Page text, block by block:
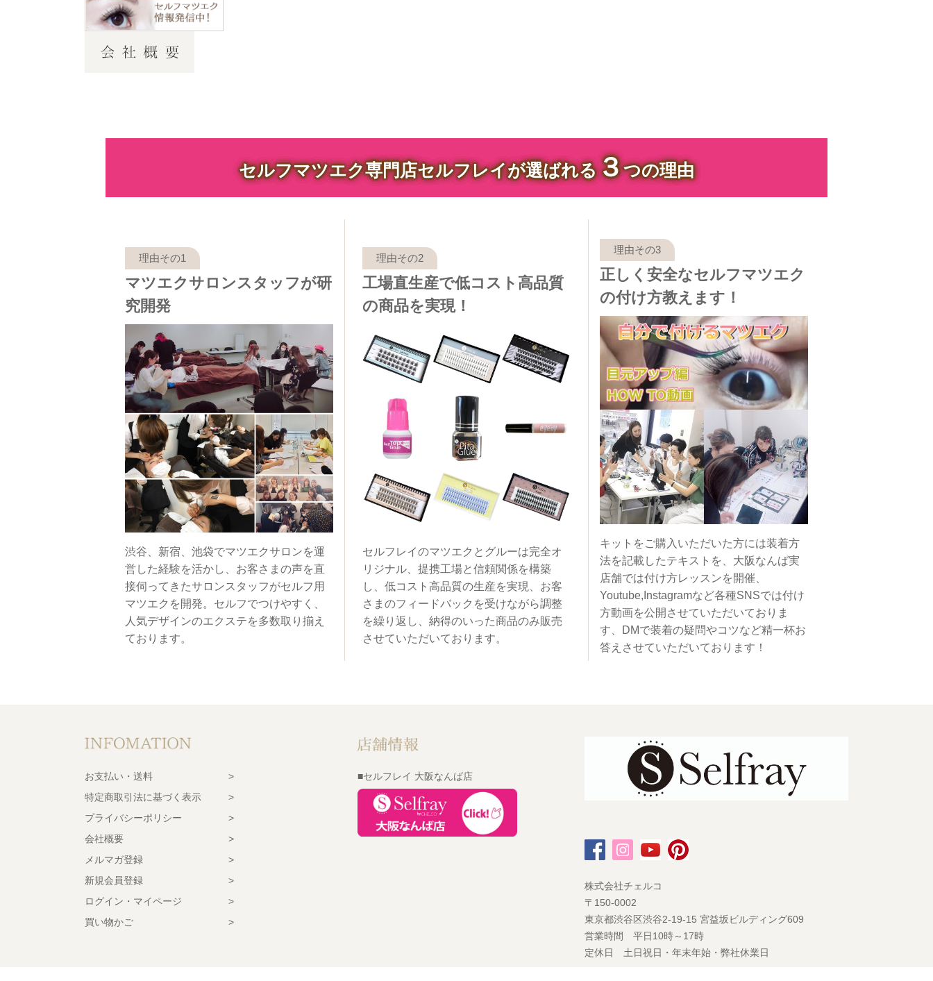
セルフマツエク専門店セルフレイが選ばれる３つの理由
マツエクサロンスタッフが研
究開発
渋谷、新宿、池袋でマツエクサロンを運
営した経験を活かし、お客さまの声を直
接伺ってきたサロンスタッフがセルフ用
マツエクを開発。セルフでつけやすく、
人気デザインのエクステを多数取り揃え
ております。
工場直生産で低コスト高品質
の商品を実現！
セルフレイのマツエクとグルーは完全オ
リジナル、提携工場と信頼関係を構築
し、低コスト高品質の生産を実現、お客
さまのフィードバックを受けながら調整
を繰り返し、納得のいった商品のみ販売
させていただいております。
正しく安全なセルフマツエク
の付け方教えます！
キットをご購入いただいた方には装着方
法を記載したテキストを、大阪なんば実
店舗では付け方レッスンを開催、
Youtube,Instagramなど各種SNSでは付け
方動画を公開させていただいておりま
す、DMで装着の疑問やコツなど精一杯お
答えさせていただいております！
お支払い・送料
特定商取引法に基づく表示
プライバシーポリシー
会社概要
メルマガ登録
新規会員登録
ログイン・マイページ
買い物かご
■セルフレイ 大阪なんば店
株式会社チェルコ
〒150-0002
東京都渋谷区渋谷2-19-15 宮益坂ビルディング609
営業時間 平日10時～17時
定休日 土日祝日・年末年始・弊社休業日